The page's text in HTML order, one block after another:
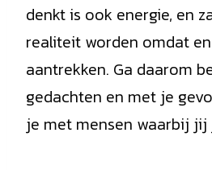
denkt is ook energie, en
realiteit worden omdat
aantrekken. Ga daarom
gedachten en met je
je met mensen waarbij